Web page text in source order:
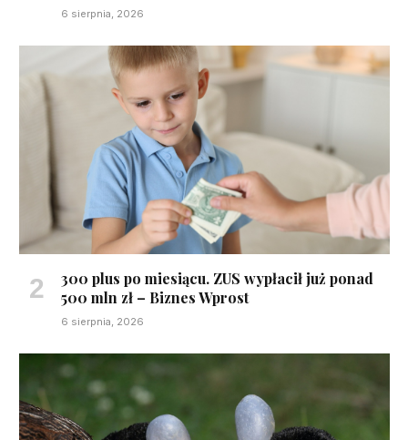
6 sierpnia, 2026
300 plus po miesiącu. ZUS wypłacił już ponad
500 mln zł – Biznes Wprost
6 sierpnia, 2026